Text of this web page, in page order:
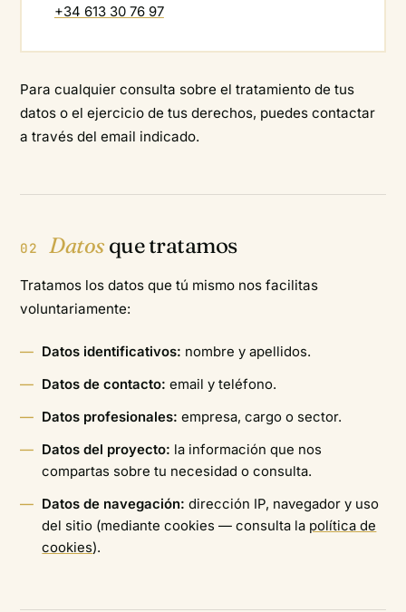
+34 613 30 76 97
Para cualquier consulta sobre el tratamiento de tus
datos o el ejercicio de tus derechos, puedes contactar
a través del email indicado.
02 Datos que tratamos
Tratamos los datos que tú mismo nos facilitas
voluntariamente:
Datos identificativos: nombre y apellidos.
Datos de contacto: email y teléfono.
Datos profesionales: empresa, cargo o sector.
Datos del proyecto: la información que nos
compartas sobre tu necesidad o consulta.
Datos de navegación: dirección IP, navegador y uso
del sitio (mediante cookies — consulta la política de
cookies).